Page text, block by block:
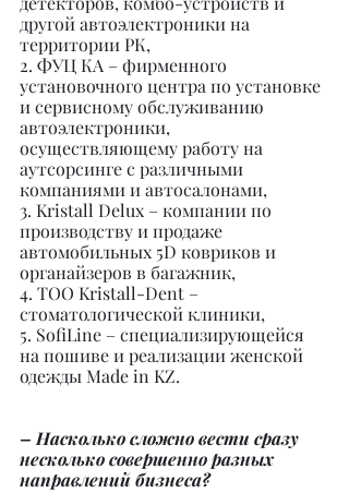
другой автоэлектроники на
территории РК,
2. ФУЦ КА – фирменного
установочного центра по установке
и сервисному обслуживанию
автоэлектроники,
осуществляющему работу на
аутсорсинге с различными
компаниями и автосалонами,
3. Kristall Delux – компании по
производству и продаже
автомобильных 5D ковриков и
органайзеров в багажник,
4. ТОО Kristall-Dent –
стоматологической клиники,
5. SofiLine – специализирующейся
на пошиве и реализации женской
одежды Made in KZ.
– Насколько сложно вести сразу
несколько совершенно разных
направлений бизнеса?